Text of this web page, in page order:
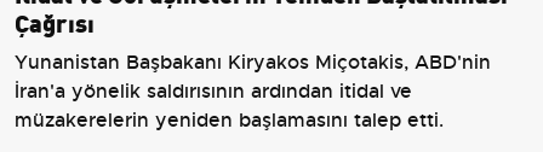
Çağrısı
Yunanistan Başbakanı Kiryakos Miçotakis, ABD'nin
İran'a yönelik saldırısının ardından itidal ve
müzakerelerin yeniden başlamasını talep etti.